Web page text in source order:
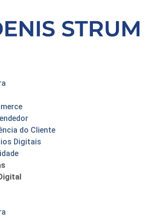
do Cliente
Digitais